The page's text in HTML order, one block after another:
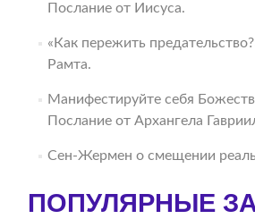
Послание от Иисуса.
«Как пережить
Рамта.
Манифестируйте себя
Послание от Архангела
Сен-Жермен о смещении
ПОПУЛЯРНЫЕ